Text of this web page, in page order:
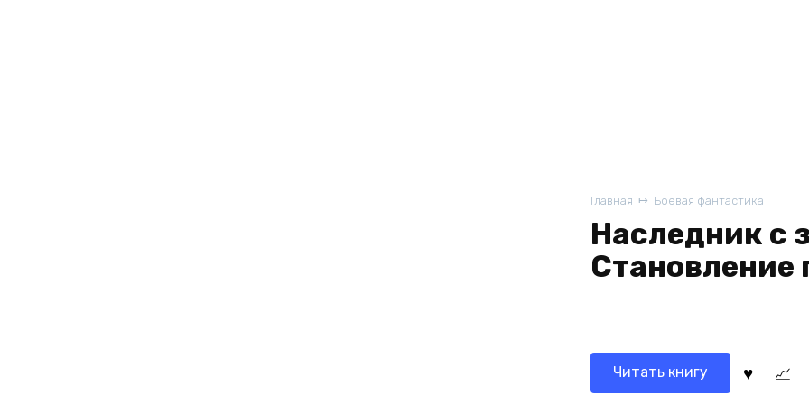
Главная Боевая фантастика
Наследник с
Становление
Читать книгу